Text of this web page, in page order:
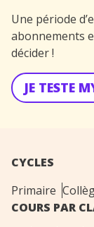
Une période
abonnements
décider !
JE TESTE
CYCLES
Primaire
COURS PAR